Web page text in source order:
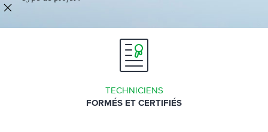
TECHNICIENS
FORMÉS ET CERTIFIÉS